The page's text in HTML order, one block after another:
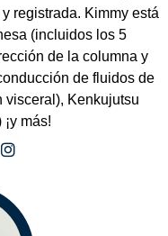
registrada. Kimmy está
(incluidos los 5
de la columna y
de fluidos de
visceral), Kenkujutsu
más!